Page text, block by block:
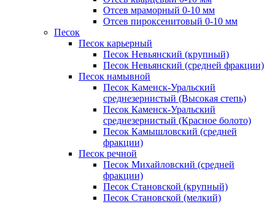
Отсев мраморный 0-10 мм
Отсев пироксенитовый 0-10 мм
Песок
Песок карьерный
Песок Невьянский (крупный)
Песок Невьянский (средней фракции)
Песок намывной
Песок Каменск-Уральский
среднезернистый (Высокая степь)
Песок Каменск-Уральский
среднезернистый (Красное болото)
Песок Камышловский (средней
фракции)
Песок речной
Песок Михайловский (средней
фракции)
Песок Становской (крупный)
Песок Становской (мелкий)